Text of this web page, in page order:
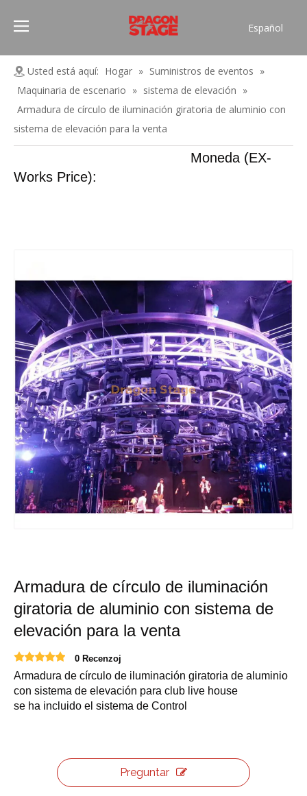
Español
Pусский
العربية
English
Usted está aquí: Hogar » Suministros de eventos »
Maquinaria de escenario » sistema de elevación »
Armadura de círculo de iluminación giratoria de aluminio con
sistema de elevación para la venta
Moneda (EX-
Works Price):
Armadura de círculo de iluminación
giratoria de aluminio con sistema de
elevación para la venta
0 Recenzoj
Armadura de círculo de iluminación giratoria de aluminio
con sistema de elevación para club live house
se ha incluido el sistema de Control
Preguntar